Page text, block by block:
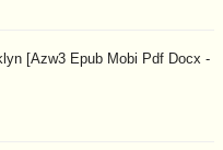
[Azw3 Epub Mobi Pdf Docx -